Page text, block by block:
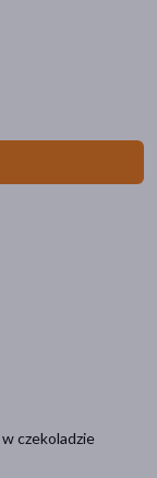
czekoladzie